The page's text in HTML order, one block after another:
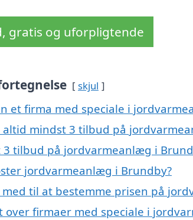
gratis og uforpligtende
skjul
et firma med speciale i
mindst 3 tilbud på
3 tilbud på jordvarmeanlæg i
jordvarmeanlæg i Brundby?
med til at bestemme prisen på
over firmaer med speciale i